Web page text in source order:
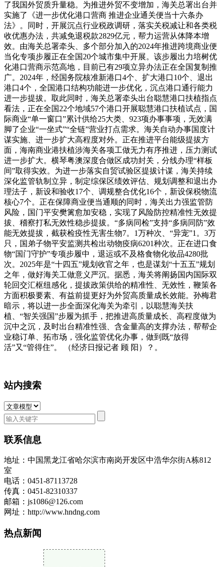
了我国外贸质升量稳。为推进外贸不变增加，海关总署出台并
实施了《进一步优化港口营商 推进企业通关便当十六条办
法》。同时，开展沉点行业税政调研，落实关税减让和各类税
收优惠办法，共减免退税款2829亿元，帮力运营从体降本增
效。由海关总署牵头、多个部分加入的2024年推进跨境商业便
当化专项步履正在全国20个城市集中开展。该步履出力培树优
化港口营商示范高地，目前已有29项立异办法正在全国复制推
广。2024年，经国务院核准新港口4个、扩大港口10个、退出
港口4个，全国港口结构功能进一步优化，沉点港口通行能力
进一步提拔。取此同时，海关总署牵头出台聪慧港口扶植指点
看法，正在全国22个地域57个港口开展聪慧港口扶植试点，国
际商业“单一窗口”累计供给25大类、923项办事事项，无效满
脚了企业“一坐式”“全链”营业打点需求。海关自动办事国度计
谋实施、进一步扩大高程度对外。正在推进平台能级提拔方
面，海南商业港扶植涉海关各项工做无力有序推进，压力测试
进一步扩大。横琴粤澳深度合做区成功封关，分线办理“样板
间”取得实效。为进一步落实自贸试验区提拔计谋，海关持续
深化监管轨制立异，制定综保区绩效评估、规划调整和退出办
理法子，新设和验收17个、调规整合优化16个，新设保税物流
核心7个。正在保障商业便当通顺的同时，海关出力强监管防
风险，国门平安樊篱愈加安稳，实现了风险防控精准性无效提
拔、稽察打私无效性稳步提拔。“多病同检”支持“多病同防”效
能无效提拔，截获检疫性无害生物7。1万种次、“异宠”1。3万
只，国弟子物平安监测共检出动物疫病6201种次。正在进口食
物“国门守护”专项步履中，退运或不及格食物化妆品4280批
次。2025年是“十四五”规划收官之年，也是谋划“十五五”规划
之年，做好海关工做意义严沉。据悉，海关将阐扬国内国际双
轮回交汇枢纽感化，提拔政策供给的精准性、无效性，鞭策各
方面积极要素、有益前提更好为外贸高质量成长效能。孙梅君
暗示，将以进一步全面深化海关为牵引，以聪慧海关扶
植、“智关强国”步履为抓手，把推进高质量成长、高程度做为
沉中之沉，及时出台精准性强、含金量高的支撑办法，帮帮企
业稳订单、拓市场，强化监管优化办事，做到既“放得
活”又“管得住”。 （经济日报记者 顾 阳）？。
站内搜索
联系信息
地址：中国黑龙江省哈尔滨市南岗开发区中浩华尔街A栋812
室
电话：0451-87113728
传真：0451-82310337
邮箱：js1086@126.com
网址：http://www.hndng.com
热点新闻